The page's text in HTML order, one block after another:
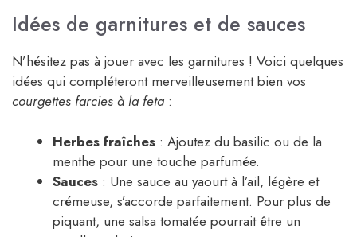
Idées de garnitures et de sauces
N’hésitez pas à jouer avec les garnitures ! Voici quelques
idées qui compléteront merveilleusement bien vos
courgettes farcies à la feta :
Herbes fraîches : Ajoutez du basilic ou de la
menthe pour une touche parfumée.
Sauces : Une sauce au yaourt à l’ail, légère et
crémeuse, s’accorde parfaitement. Pour plus de
piquant, une salsa tomatée pourrait être un